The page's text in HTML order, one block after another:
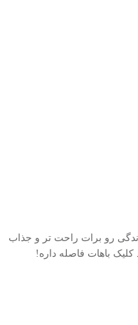
زندگی رو برات راحت تر و جذاب
باهات فاصله داره!